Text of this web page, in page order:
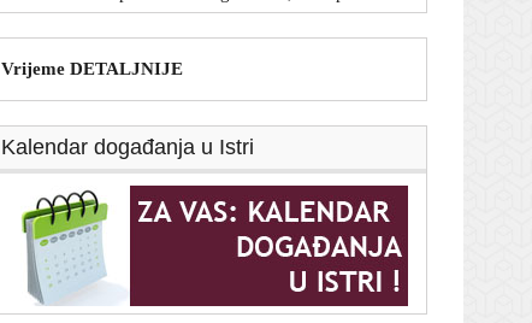
Vrijeme DETALJNIJE
Kalendar događanja u Istri